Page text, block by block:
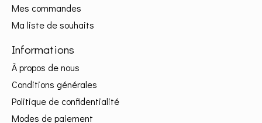
Mes commandes
Ma liste de souhaits
Informations
À propos de nous
Conditions générales
Politique de confidentialité
Modes de paiement